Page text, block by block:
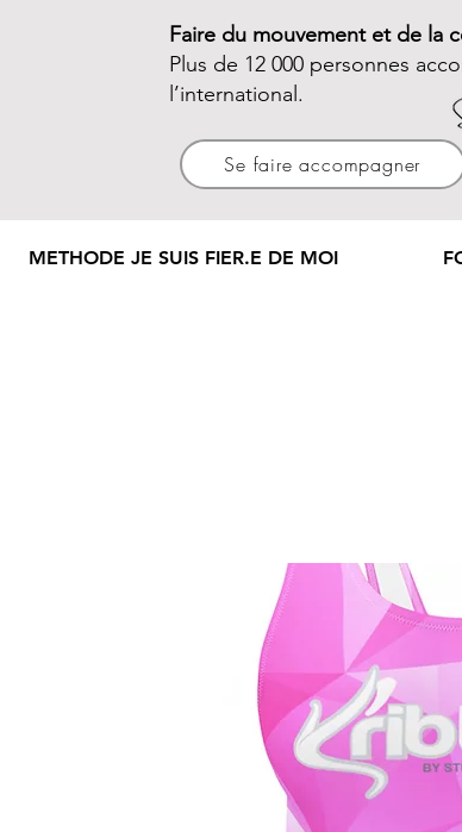
Faire du mouvement et de la
Plus de 12 000 personnes
l’international.
Se faire accompagner
METHODE JE SUIS FIER.E DE MOI